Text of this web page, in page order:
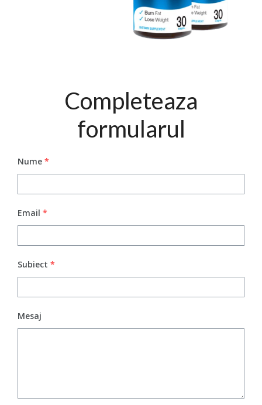
Completeaza
formularul
Nume *
Email *
Subiect *
Mesaj